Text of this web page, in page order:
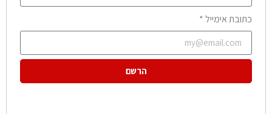
כתובת אימייל *
הרשם